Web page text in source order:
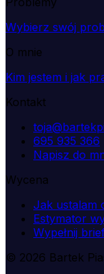
Wybierz swój
O mnie
Kim jestem i jak
Kontakt
695 935 366
Napisz do
Wycena
Jak ustalam
Estymator
Wypełnij
© 2026 Bartek